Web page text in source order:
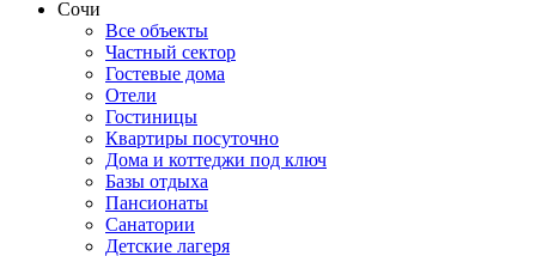
Сочи
Все объекты
Частный сектор
Гостевые дома
Отели
Гостиницы
Квартиры посуточно
Дома и коттеджи под ключ
Базы отдыха
Пансионаты
Санатории
Детские лагеря